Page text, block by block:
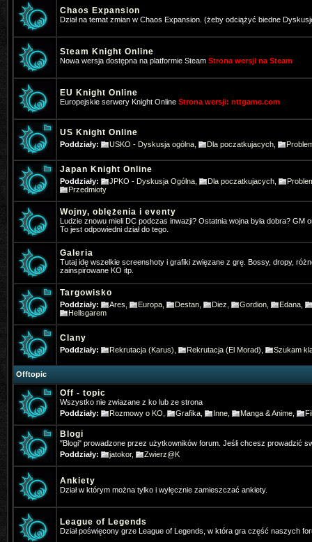
Chaos Expansion
Dział na temat zmian w Chaos Expansion. (żeby odciążyć biedne
Steam Knight Online
Nowa wersja dostępna na platformie Steam Strona wersji na Steam
EU Knight Online
Europejskie serwery Knight Online Strona wersji: nttgame.com
US Knight Online
Poddziały: USKO - Dyskusja ogólna Dla poczatkujacych
Japan Knight Online
Poddziały: JPKO - Dyskusja Ogólna Dla poczatkujacych
Przedmioty
Wojny, oblężenia i eventy
Ludzie znowu mieli DC podczas inwazji? Ostatnia wojna była dobra?
To jest odpowiedni dział do tego.
Galeria
Tutaj idę wszelkie screenshoty i grafiki zwięzane z grę. Bossy, dropy,
zainspirowane KO itp.
Targowisko
Poddziały: Ares Europa Destan Diez Gordion Edana
Hellsgarem
Clany
Poddziały: Rekrutacja (Karus) Rekrutacja (El Morad) Szukam
Offtopic
Off - topic
Wszystko nie zwiazane z ko lub ze strona
Poddziały:
Rozmowy o KO Grafika Inne Manga & Anime
Blogi
"Blogi" prowadzone przez użytkowników forum. Jeśli chcesz prowadzić
Poddziały:
jatokor, Zwierz@K
Ankiety
Dział w którym można tylko i wyłęcznie zamieszczać ankiety.
League of Legends
Dział poświęcony grze League of Legends, w która gra część naszych
*Hangman
Gra ktoś w Nową online na
Pogo- 2025-01-31 17:31:27
Też jestem pos wrażeniem, że
Pogo- 2025-01-31 17:32:05
Jakby co osobiście gram w ko na
4Dominik- 2025-02-11 19:31:52
Widac ze jeszcze sie niektórzy
TheFlash- 2025-02-22 22:46:13
Chłopaki zapraszam was ⚔️KO-
& HD CLIENT ⏩BETA:21 Mart
Gloria
Gdzie Pogo grasz
Jak się nazywało forum
Kojarzy ktos moze filmik z PK z tą
v=JaCli6AB2vI
Vey - 2026-01-05 07:37:13